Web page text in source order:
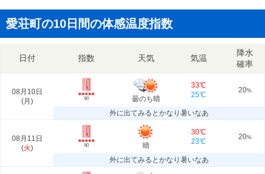
愛荘町の10日間の体感温度指数
日付 指数 天気 気温
降水
確率
08月10日
(月 ) 90 曇のち晴
33℃
25℃
20%
外に出てみるとかなり暑いなあ
08月11日
(火) 90 晴
30℃
23℃
20%
外に出てみるとかなり暑いなあ